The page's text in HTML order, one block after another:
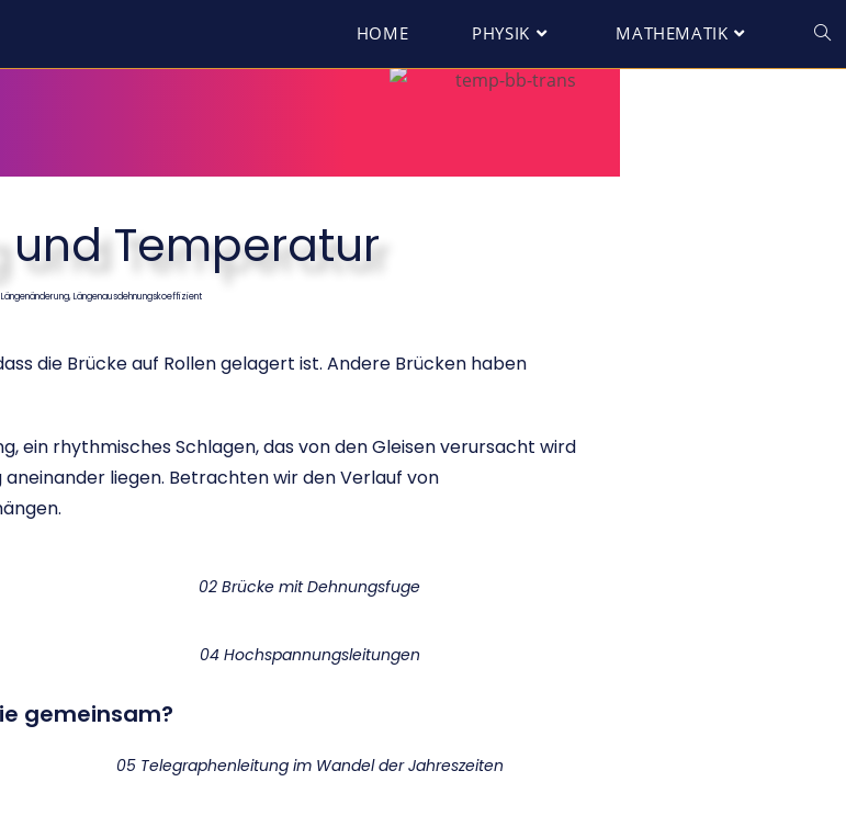
HOME PHYSIK MATHEMATIK
Temperatur
Längenausdehnungskoeffizient
die Brücke auf Rollen gelagert ist. Andere Brücken haben
ein rhythmisches Schlagen, das von den Gleisen verursacht wird
liegen. Betrachten wir den Verlauf von
02 Brücke mit Dehnungsfuge
04 Hochspannungsleitungen
gemeinsam?
05 Telegraphenleitung im Wandel der Jahreszeiten